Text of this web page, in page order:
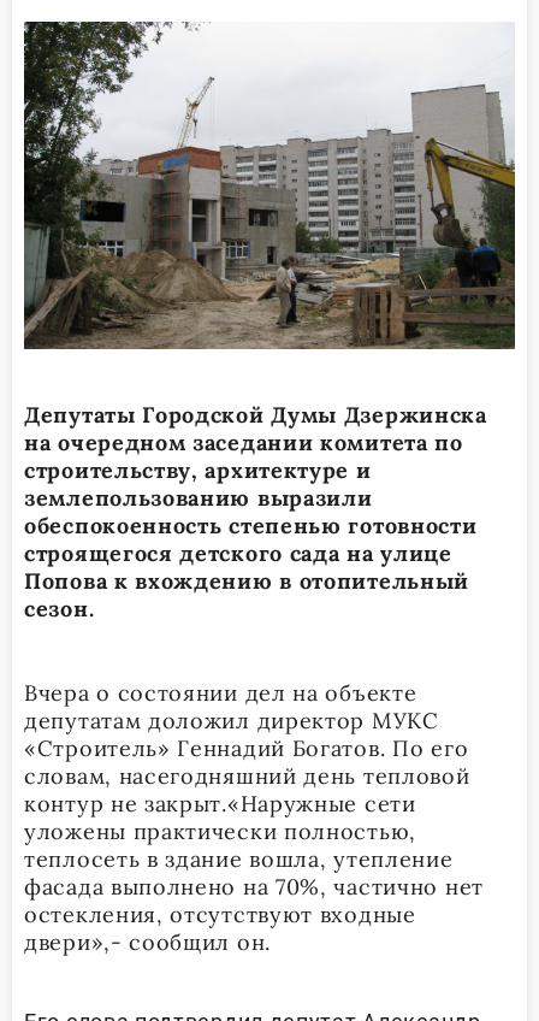
Депутаты Городской Думы Дзержинска
на очередном заседании комитета по
строительству, архитектуре и
землепользованию выразили
обеспокоенность степенью готовности
строящегося детского сада на улице
Попова к вхождению в отопительный
сезон.
Вчера о состоянии дел на объекте
депутатам доложил директор МУКС
«Строитель» Геннадий Богатов. По его
словам, насегодняшний день тепловой
контур не закрыт.«Наружные сети
уложены практически полностью,
теплосеть в здание вошла, утепление
фасада выполнено на 70%, частично нет
остекления, отсутствуют входные
двери»,- сообщил он.